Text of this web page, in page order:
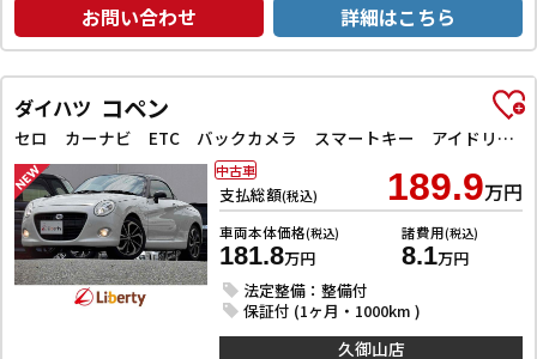
お問い合わせ 詳細はこちら
ダイハツ コペン
セロ カーナビ ETC バックカメラ スマートキー アイドリングストップ シートヒーター CVT ABS ESC アルミホイール エアコン パワーステアリング パワーウィンドウ
支払総額(税込) 189.9万円
車両本体価格(税込)
181.8万円
諸費用(税込)
8.1万円
法定整備：整備付
保証付 (1ヶ月・1000km )
中古車
久御山店